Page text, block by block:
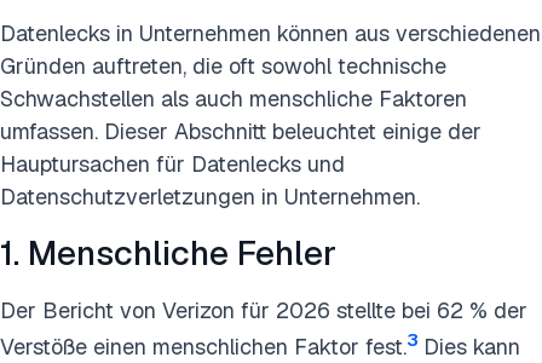
Datenlecks in Unternehmen können aus verschiedenen
Gründen auftreten, die oft sowohl technische
Schwachstellen als auch menschliche Faktoren
umfassen. Dieser Abschnitt beleuchtet einige der
Hauptursachen für Datenlecks und
Datenschutzverletzungen in Unternehmen.
1. Menschliche Fehler
Der Bericht von Verizon für 2026 stellte bei 62 % der
Verstöße einen menschlichen Faktor fest.3 Dies kann